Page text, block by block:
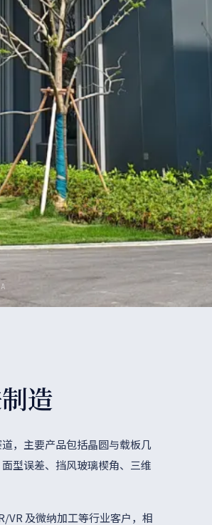
造
，主要产品包括晶圆与载板几
型误差、挡风玻璃楔角、三维
VR 及微纳加工等行业客户，相